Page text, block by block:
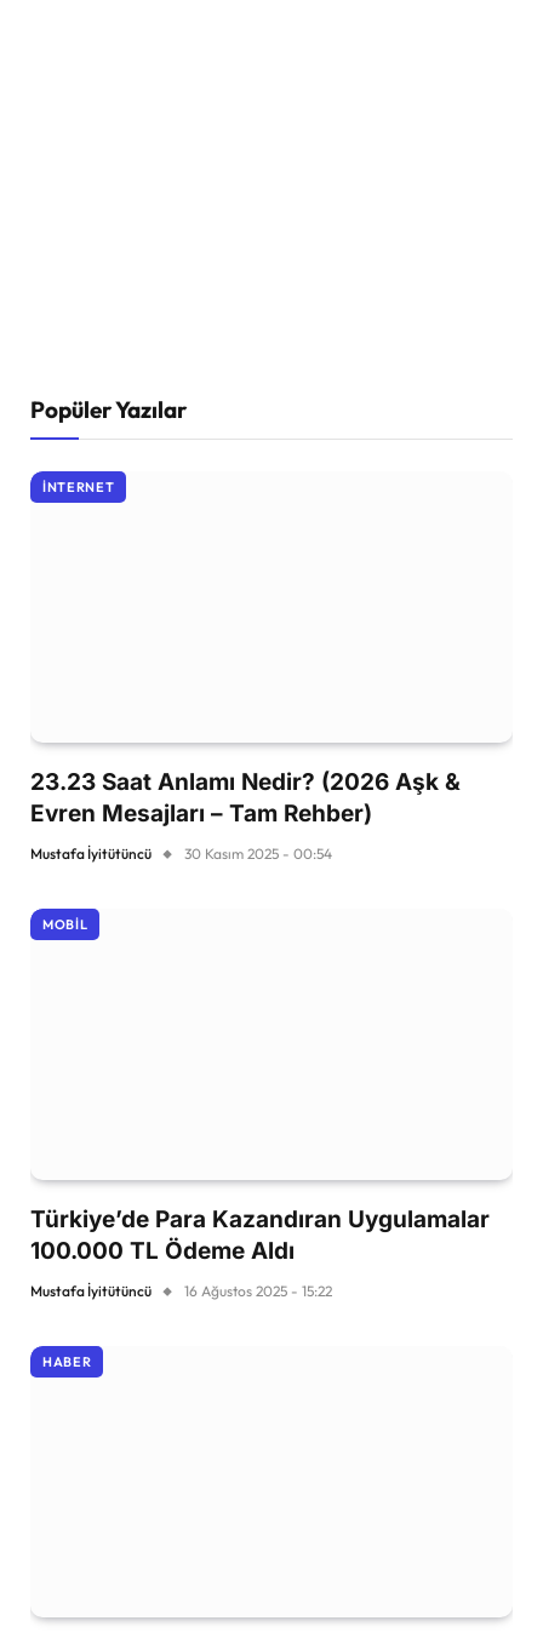
Popüler Yazılar
İNTERNET
23.23 Saat Anlamı Nedir? (2026 Aşk &
Evren Mesajları – Tam Rehber)
Mustafa İyitütüncü 30 Kasım 2025 - 00:54
MOBIL
Türkiye’de Para Kazandıran Uygulamalar
100.000 TL Ödeme Aldı
Mustafa İyitütüncü 16 Ağustos 2025 - 15:22
HABER